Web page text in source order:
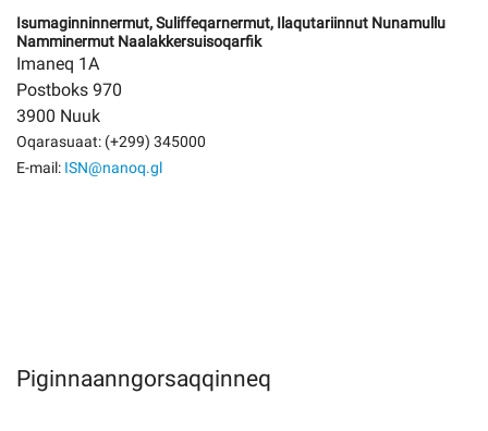
Isumaginninnermut, Suliffeqarnermut, Ilaqutariinnut Nunamullu
Namminermut Naalakkersuisoqarfik
Imaneq 1A
Postboks 970
3900 Nuuk
Oqarasuaat: (+299) 345000
E-mail: ISN@nanoq.gl
Piginnaanngorsaqqinneq